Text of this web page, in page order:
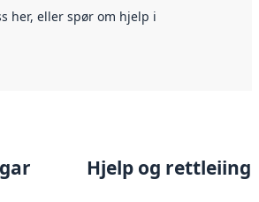
her, eller spør om hjelp i
Hjelp og rettleiing